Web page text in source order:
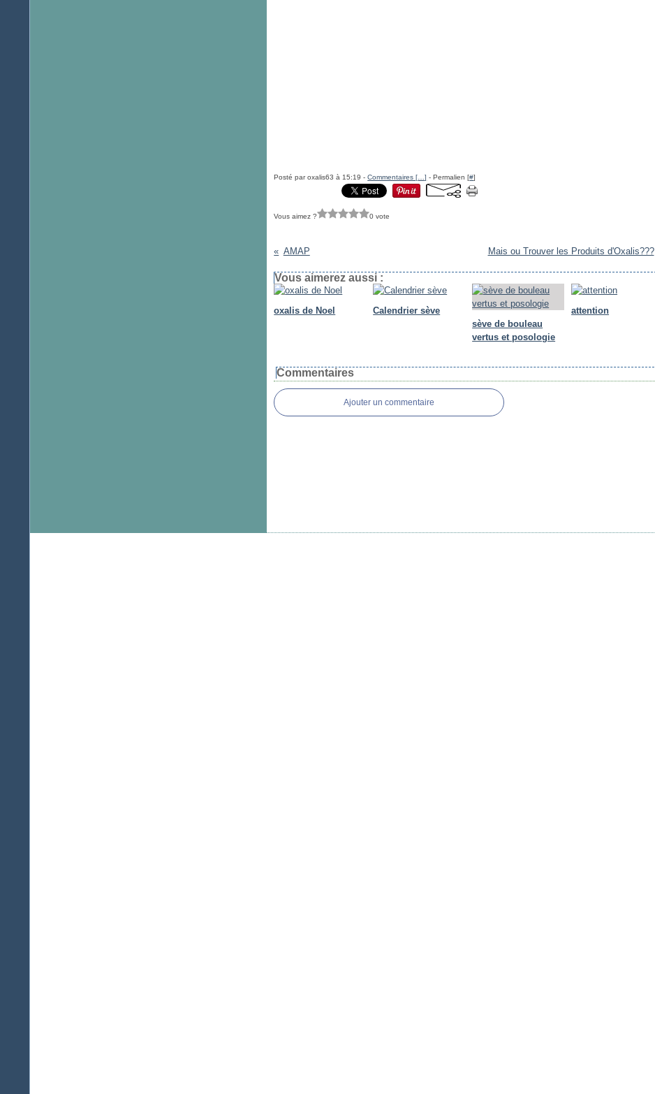
Posté par oxalis63 à 15:19 -Commentaires [ …] - Permalien [#]
Vous aimez ? 0 vote
AMAP Mais ou Trouver les Produits d'Oxalis???
Vous aimerez aussi :
oxalis de Noel
Calendrier sève
sève de bouleau
vertus et posologie
attention
Commentaires
Ajouter un commentaire